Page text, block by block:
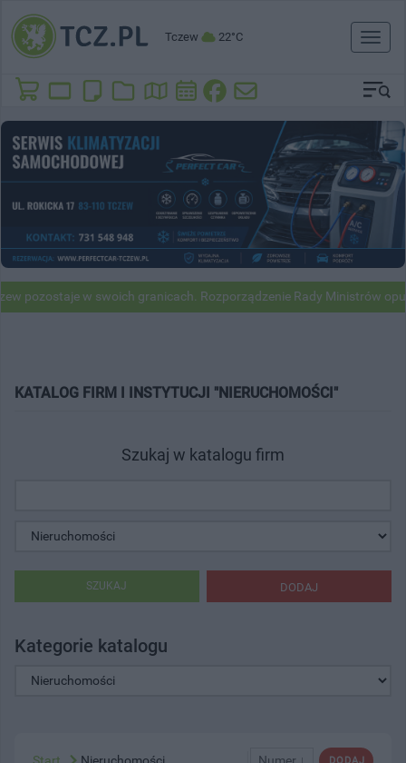
Tczew 22°C
Toggle
w swoich granicach. Rozporządzenie Rady Ministrów
KATALOG FIRM I INSTYTUCJI "NIERUCHOMOŚCI"
Szukaj w katalogu firm
DODAJ
SZUKAJ
Kategorie katalogu
DODAJ